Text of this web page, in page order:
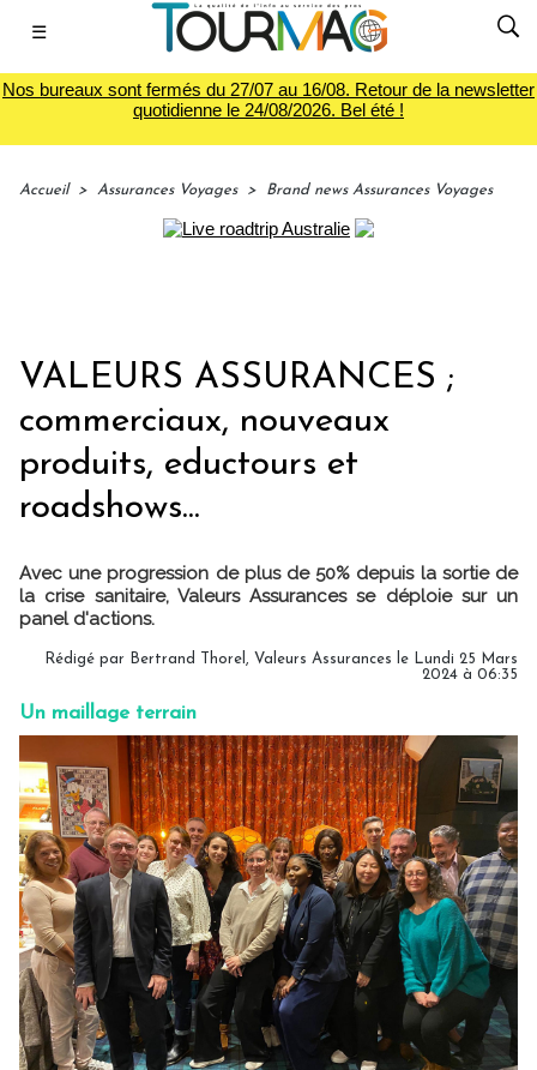
☰
Nos bureaux sont fermés du 27/07 au 16/08. Retour de la newsletter
quotidienne le 24/08/2026. Bel été !
Accueil > Assurances Voyages > Brand news Assurances Voyages
VALEURS ASSURANCES ;
commerciaux, nouveaux
produits, eductours et
roadshows...
Avec une progression de plus de 50% depuis la sortie de
la crise sanitaire, Valeurs Assurances se déploie sur un
panel d'actions.
Rédigé par Bertrand Thorel, Valeurs Assurances le Lundi 25 Mars
2024 à 06:35
Un maillage terrain